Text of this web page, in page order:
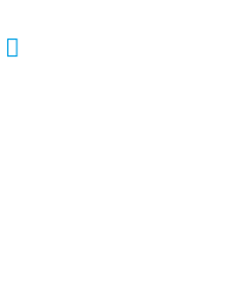
Suchen